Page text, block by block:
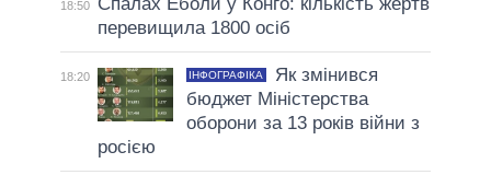
18:50
перевищила 1800 осіб
18:20 ІНФОГРАФІКА
Як змінився
бюджет Міністерства
оборони за 13 років війни з
росією